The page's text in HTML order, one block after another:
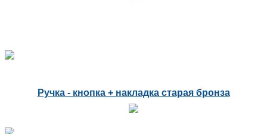
Ручка - кнопка + накладка старая бронза